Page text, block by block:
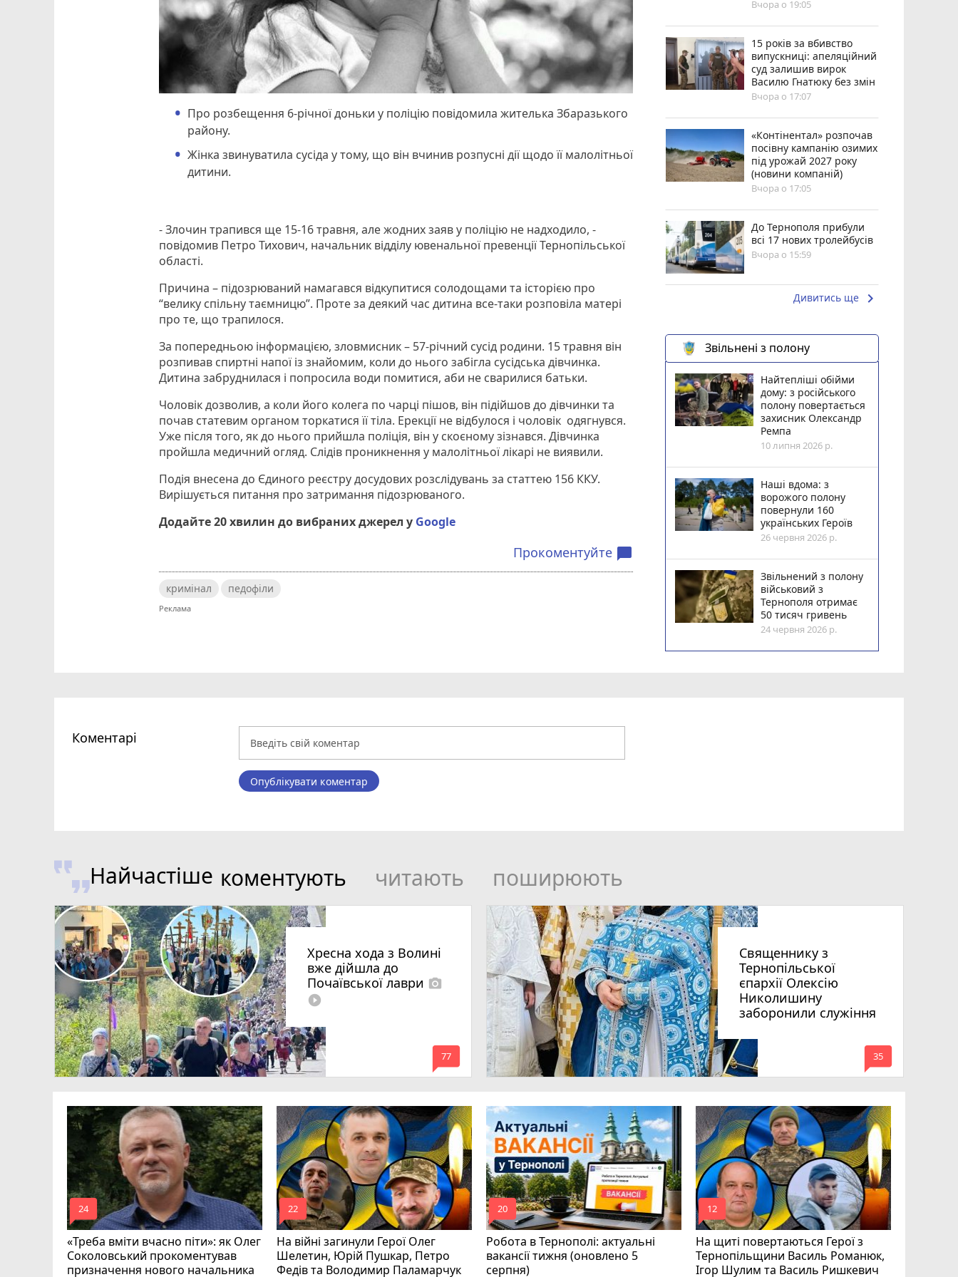
Про розбещення 6-річної доньки у поліцію повідомила жителька Збаразького
району.
Жінка звинуватила сусіда у тому, що він вчинив розпусні дії щодо її малолітньої
дитини.
- Злочин трапився ще 15-16 травня, але жодних заяв у поліцію не надходило, -
повідомив Петро Тихович, начальник відділу ювенальної превенції Тернопільської
області.
Причина – підозрюваний намагався відкупитися солодощами та історією про
“велику спільну таємницю”. Проте за деякий час дитина все-таки розповіла матері
про те, що трапилося.
За попередньою інформацією, зловмисник – 57-річний сусід родини. 15 травня він
розпивав спиртні напої із знайомим, коли до нього забігла сусідська дівчинка.
Дитина забруднилася і попросила води помитися, аби не сварилися батьки.
Чоловік дозволив, а коли його колега по чарці пішов, він підійшов до дівчинки та
почав статевим органом торкатися її тіла. Ерекції не відбулося і чоловік одягнувся.
Уже після того, як до нього прийшла поліція, він у скоєному зізнався. Дівчинка
пройшла медичний огляд. Слідів проникнення у малолітньої лікарі не виявили.
Подія внесена до Єдиного реєстру досудових розслідувань за статтею 156 ККУ.
Вирішується питання про затримання підозрюваного.
Додайте 20 хвилин до вибраних джерел у Google
Прокоментуйте chat_bubble
кримінал педофіли
Вчора о 19:05
15 років за вбивство
випускниці: апеляційний
суд залишив вирок
Василю Гнатюку без змін
Вчора о 17:07
«Контінентал» розпочав
посівну кампанію озимих
під урожай 2027 року
(новини компаній)
Вчора о 17:05
До Тернополя прибули
всі 17 нових тролейбусів
Вчора о 15:59
Дивитись ще keyboard_arrow_right
Звільнені з полону
Найтепліші обійми
дому: з російського
полону повертається
захисник Олександр
Ремпа
10 липня 2026 р.
Наші вдома: з
ворожого полону
повернули 160
українських Героїв
26 червня 2026 р.
Звільнений з полону
військовий з
Тернополя отримає
50 тисяч гривень
24 червня 2026 р.
Коментарі
Опублікувати коментар
Найчастіше коментують читають поширюють
Хресна хода з Волині
вже дійшла до
Почаївської лаври photo_camera
play_circle_filled
mode_comment
77
Священнику з
Тернопільської
єпархії Олексію
Николишину
заборонили служіння
mode_comment
35
«Треба вміти вчасно піти»: як Олег
Соколовський прокоментував
призначення нового начальника
mode_comment
24
На війні загинули Герої Олег
Шелетин, Юрій Пушкар, Петро
Федів та Володимир Паламарчук
mode_comment
22
Робота в Тернополі: актуальні
вакансії тижня (оновлено 5
серпня)
mode_comment
20
На щиті повертаються Герої з
Тернопільщини Василь Романюк,
Ігор Шулим та Василь Ришкевич
mode_comment
12